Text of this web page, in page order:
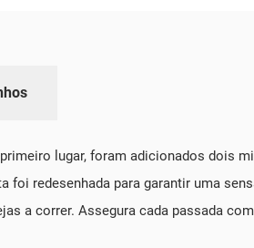
lugar, foram adicionados dois
redesenhada para garantir uma
a correr. Assegura cada passada